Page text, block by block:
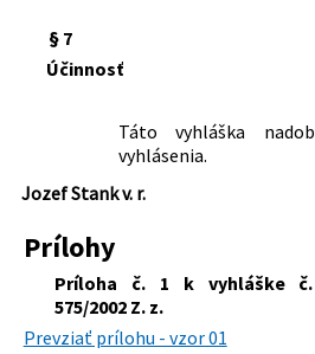
§ 7
Účinnosť
Táto vyhláška
vyhlásenia.
Jozef Stank v. r.
Prílohy
Príloha č. 1 k vyhláške č.
575/2002 Z. z.
Prevziať prílohu - vzor 01